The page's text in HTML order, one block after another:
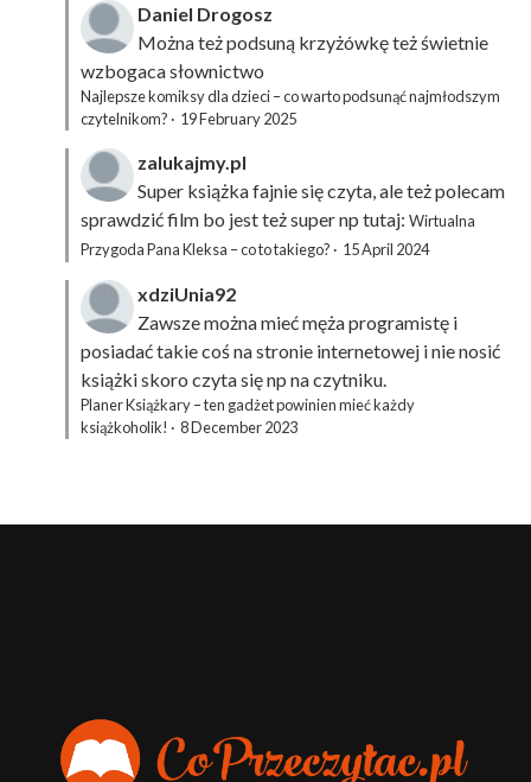
Daniel Drogosz
Można też podsuną krzyżówkęteż świetnie
wzbogaca słownictwo
Najlepsze komiksy dla dzieci – co warto podsunąć najmłodszym
czytelnikom? · 19 February 2025
zalukajmy.pl
Super książka fajnie się czyta, ale też polecam
sprawdzić film bo jest też super np tutaj: Wirtualna
Przygoda Pana Kleksa – co to takiego? · 15 April 2024
xdziUnia92
Zawsze można mieć męża programistę i
posiadać takie coś na stronie internetowej i nie nosić
książki skoro czyta się np na czytniku.
Planer Książkary – ten gadżet powinien mieć każdy
książkoholik! · 8 December 2023